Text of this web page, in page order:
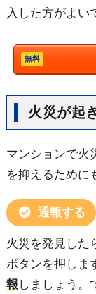
入した方がよい
火災が起
マンションで火
を抑えるために
通報する
火災を発見した
ボタンを押しま
報しましょう。